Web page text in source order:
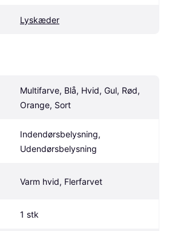
Lyskæder
Multifarve, Blå, Hvid, Gul, Rød,
Orange, Sort
Indendørsbelysning,
Udendørsbelysning
Varm hvid, Flerfarvet
1 stk